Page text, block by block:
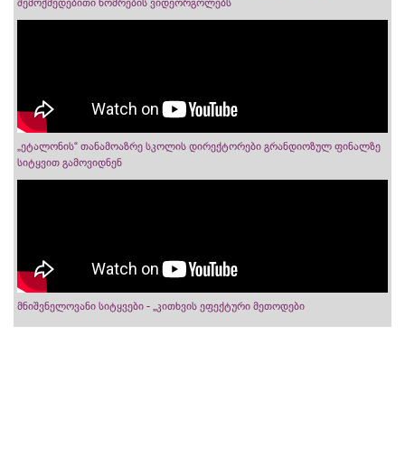
„ეტალონის“ თანამოაზრე სკოლის დირექტორები გრანდიოზულ ფინალზე
სიტყვით გამოვიდნენ
მნიშვნელოვანი სიტყვები - „კითხვის ეფექტური მეთოდები